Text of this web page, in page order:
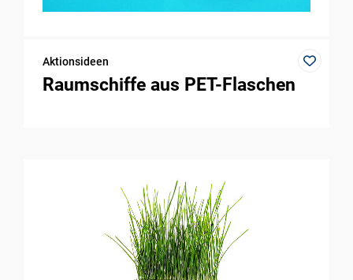
Aktionsideen
Raumschiffe aus PET-Flaschen